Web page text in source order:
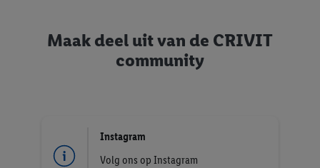
Maak deel uit van de CRIVIT
community
Instagram
Volg ons op Instagram